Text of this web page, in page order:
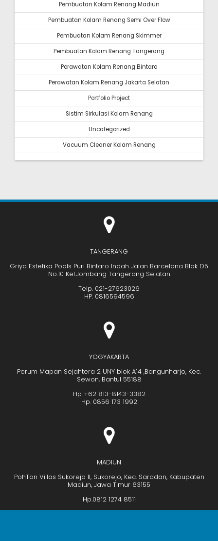
Pembuatan Kolam Renang Madiun
Pembuatan Kolam Renang Semi Over Flow
Pembuatan Kolam Renang Skimmer
Pembuatan Kolam Renang Tangerang
Perawatan Kolam Renang Bintaro
Perawatan Kolam Renang Jakarta Selatan
Portfolio Project
Sistim Sirkulasi Kolam Renang
Uncategorized
Vacuum Cleaner Kolam Renang
TANGERANG
Griya Estetika Pools Puri Bintaro Indah Jalan Barcelona Blok D5
No.10 Kel.Jombang Tangerang Selatan
Telp. 021-27623026
HP. 0816594596
YOGYAKARTA
Perum Mapan Sejahtera 2 UNY blok A14 ,Bangunharjo, Kec.
Sewon, Bantul 55188
Hp +62 813-8143-3382
Hp. 0856 173 1992
MADIUN
PohTon Villas Sukorejo II, Sukorejo, Kec. Saradan, Kabupaten
Madiun, Jawa Timur 63155
Hp.0812 1274 8511